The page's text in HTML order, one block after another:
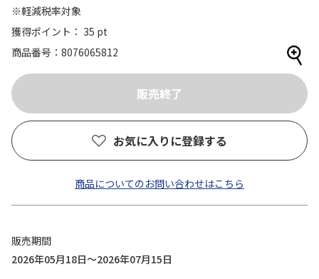
※軽減税率対象
獲得ポイント： 35 pt
商品番号
8076065812
お気に入りに登録する
商品についてのお問い合わせはこちら
販売期間
2026年05月18日～2026年07月15日